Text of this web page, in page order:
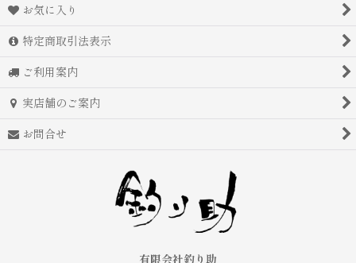
お気に入り
特定商取引法表示
ご利用案内
実店舗のご案内
お問合せ
有限会社釣り助